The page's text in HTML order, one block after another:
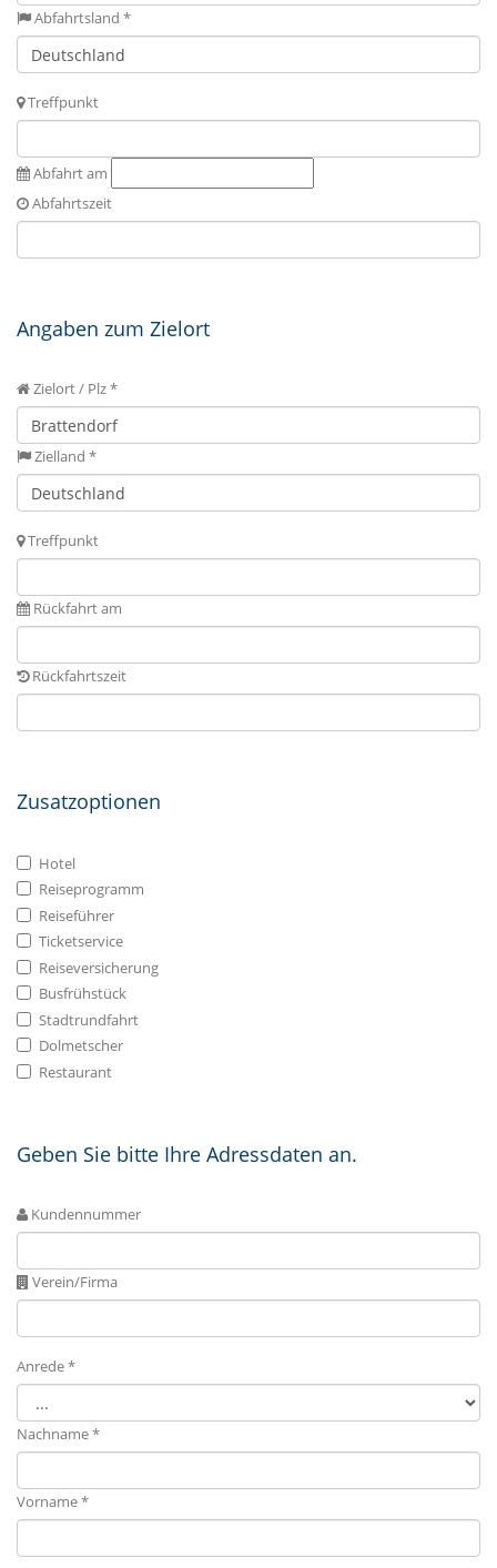
Abfahrtsland *
Treffpunkt
Abfahrt am
Abfahrtszeit
Angaben zum Zielort
Zielort / Plz *
Zielland *
Treffpunkt
Rückfahrt am
Rückfahrtszeit
Zusatzoptionen
Hotel
Reiseprogramm
Reiseführer
Ticketservice
Reiseversicherung
Busfrühstück
Stadtrundfahrt
Dolmetscher
Restaurant
Geben Sie bitte Ihre Adressdaten an.
Kundennummer
Verein/Firma
Anrede *
Nachname *
Vorname *